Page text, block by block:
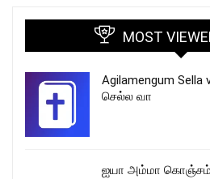
MOST
Agilamengum
செல்ல வா
ஐயா அம்மா கொஞ்சம்